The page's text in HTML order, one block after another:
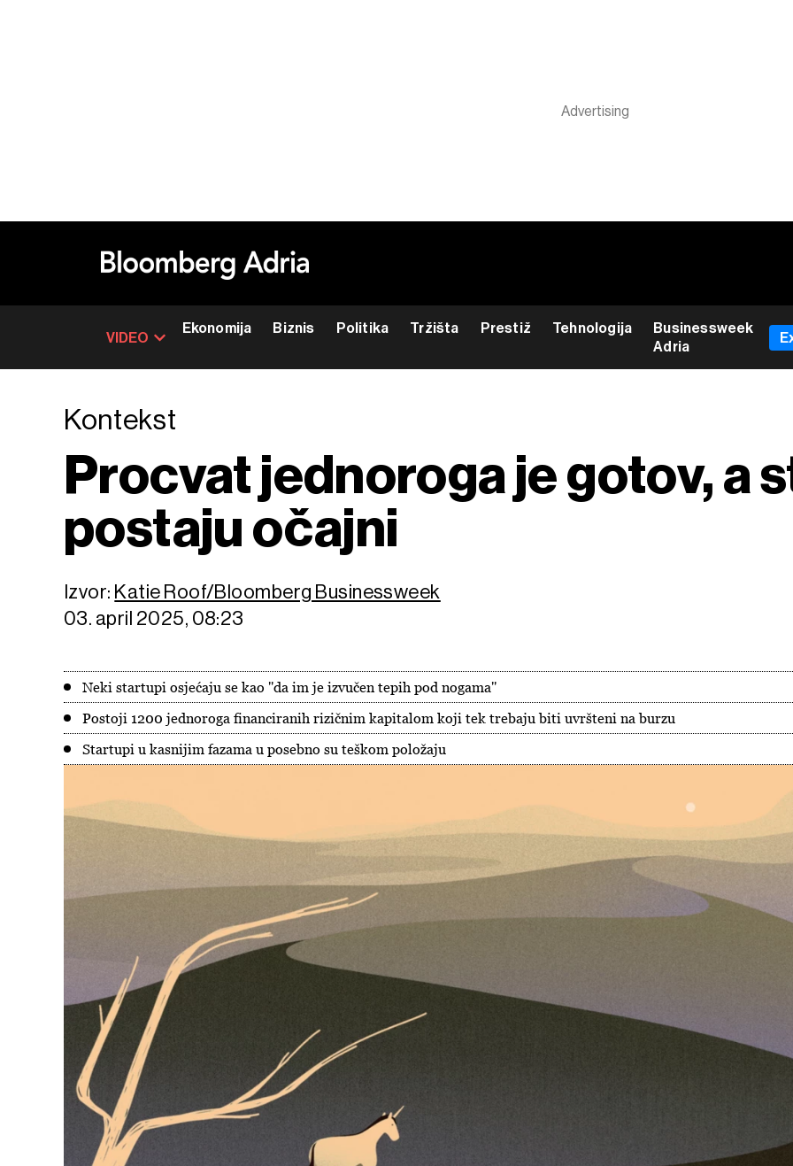
VIDEO
Ekonomija Biznis Politika Tržišta Prestiž Tehnologija
Businessweek
Adria
Kontekst
Procvat jednoroga je gotov, a
postaju očajni
Izvor: Katie Roof/Bloomberg Businessweek
03. april 2025, 08:23
Neki startupi osjećaju se kao ''da im je izvučen tepih pod nogama''
Postoji 1200 jednoroga financiranih rizičnim kapitalom koji tek trebaju biti uvršteni na burzu
Startupi u kasnijim fazama u posebno su teškom položaju